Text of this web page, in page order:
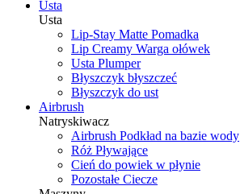
Usta
Usta
Lip-Stay Matte Pomadka
Lip Creamy Warga ołówek
Usta Plumper
Błyszczyk błyszczeć
Błyszczyk do ust
Airbrush
Natryskiwacz
Airbrush Podkład na bazie wody
Róż Pływające
Cień do powiek w płynie
Pozostałe Ciecze